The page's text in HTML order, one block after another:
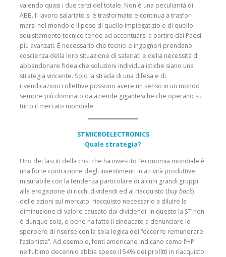
valendo quasi i due terzi del totale. Non è una peculiarità di
ABB. Il lavoro salariato si è trasfor­mato e continua a trasfor­
marsi nel mondo e il peso di quello impiegatizio e di quello
squisitamente tecnico tende ad accentuarsi a par­tire dai Paesi
più avanzati. È necessario che tecnici e inge­gneri prendano
coscienza della loro situazione di sala­riati e della necessità di
abbandonare l’idea che solu­zioni individualistiche siano una
strategia vincente. Solo la strada di una difesa e di
rivendicazioni collettive pos­sono avere un senso in un mondo
sempre più dominato da aziende gigantesche che operano su
tutto il mercato mondiale.
STMICROELECTRONICS
Quale strategia?
Uno dei lasciti della crisi che ha investito l’econo­mia mondiale è
una forte contrazione degli investimenti in attività pro­duttive,
misurabile con la tendenza particolare di alcuni grandi gruppi
alla erogazione di ricchi divi­dendi ed al riacquisto (buy back)
delle azioni sul mer­cato: riacquisto necessa­rio a diluire la
diminuzione di valore causato dai divi­dendi. In questo la ST non
è dunque sola, e bene ha fatto il sinda­cato a denunciare lo
sper­pero di risorse con la sola logica del “occorre remunerare
l’azionista”. Ad esempio, fonti ameri­cane indicano come l’HP
nell’ultimo decennio abbia speso il 54% dei profitti in riacquisto